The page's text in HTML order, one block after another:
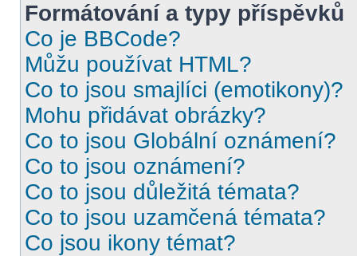
Formátování a typy příspěvků
Co je BBCode?
Můžu používat HTML?
Co to jsou smajlíci (emotikony)?
Mohu přidávat obrázky?
Co to jsou Globální oznámení?
Co to jsou oznámení?
Co to jsou důležitá témata?
Co to jsou uzamčená témata?
Co jsou ikony témat?